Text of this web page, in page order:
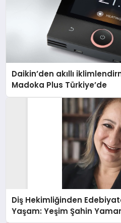
Daikin’den akıllı
Madoka Plus Türkiye’de
Diş Hekimliğinden
Yaşam: Yeşim Şahin